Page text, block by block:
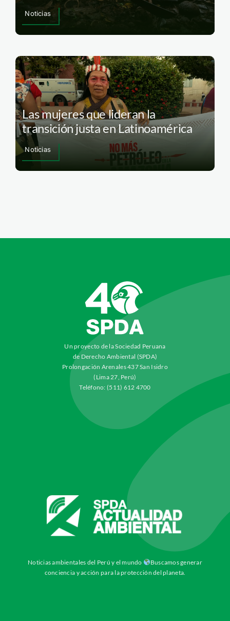
Noticias
Las mujeres que lideran la
transición justa en Latinoamérica
Noticias
Un proyecto de la Sociedad Peruana
de Derecho Ambiental (SPDA)
Prolongación Arenales 437 San Isidro
(Lima 27, Perú)
Teléfono: (511) 612 4700
Noticias ambientales del Perú y el mundo
Buscamos generar
conciencia y acción para la protección del planeta.